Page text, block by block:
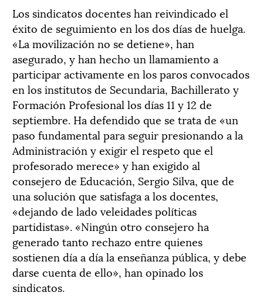
Los sindicatos docentes han reivindicado el
éxito de seguimiento en los dos días de huelga.
«La movilización no se detiene», han
asegurado, y han hecho un llamamiento a
participar activamente en los paros convocados
en los institutos de Secundaria, Bachillerato y
Formación Profesional los días 11 y 12 de
septiembre. Ha defendido que se trata de «un
paso fundamental para seguir presionando a la
Administración y exigir el respeto que el
profesorado merece» y han exigido al
consejero de Educación, Sergio Silva, que de
una solución que satisfaga a los docentes,
«dejando de lado veleidades políticas
partidistas». «Ningún otro consejero ha
generado tanto rechazo entre quienes
sostienen día a día la enseñanza pública, y debe
darse cuenta de ello», han opinado los
sindicatos.